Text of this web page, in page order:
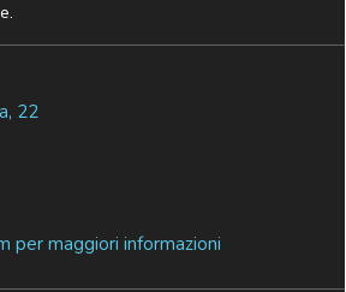
22
per maggiori informazioni